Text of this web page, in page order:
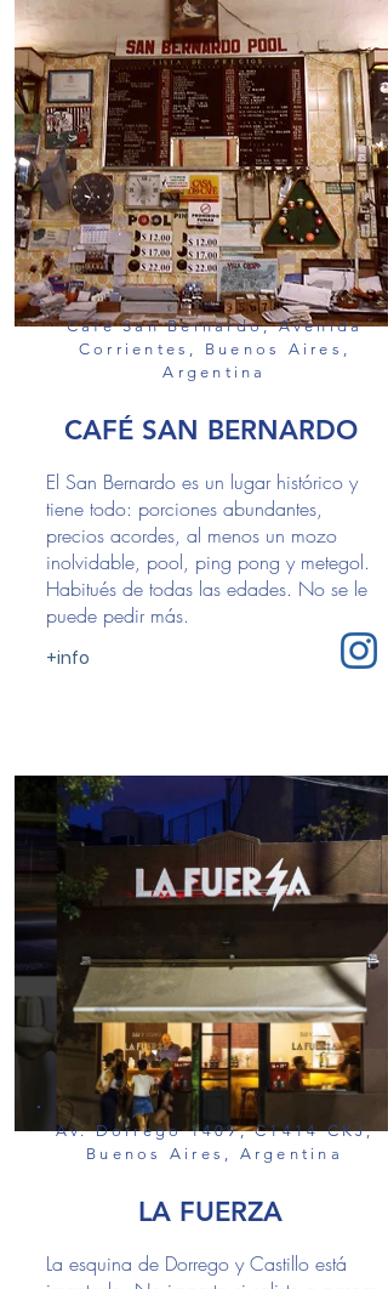
Café San Bernardo, Avenida
Corrientes, Buenos Aires,
Argentina
CAFÉ SAN BERNARDO
El San Bernardo es un lugar histórico y
tiene todo: porciones abundantes,
precios acordes, al menos un mozo
inolvidable, pool, ping pong y metegol.
Habitués de todas las edades. No se le
puede pedir más.
+info
Av. Dorrego 1409, C1414 CKJ,
Buenos Aires, Argentina
LA FUERZA
La esquina de Dorrego y Castillo está